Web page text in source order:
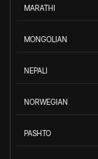
MARATHI
MONGOLIAN
NEPALI
NORWEGIAN
PASHTO